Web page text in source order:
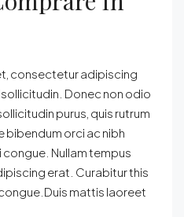
consectetur adipiscing
Donec non odio
purus, quis rutrum
bibendum orci ac nibh
Nullam tempus
erat. Curabitur this
mattis laoreet